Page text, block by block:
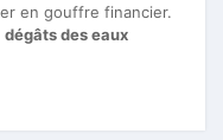
en gouffre financier.
dégâts des eaux